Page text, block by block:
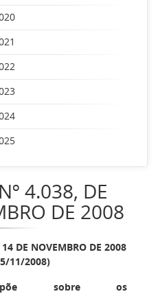
4.038, DE
DE 2008
DE NOVEMBRO DE 2008
11/2008)
sobre os